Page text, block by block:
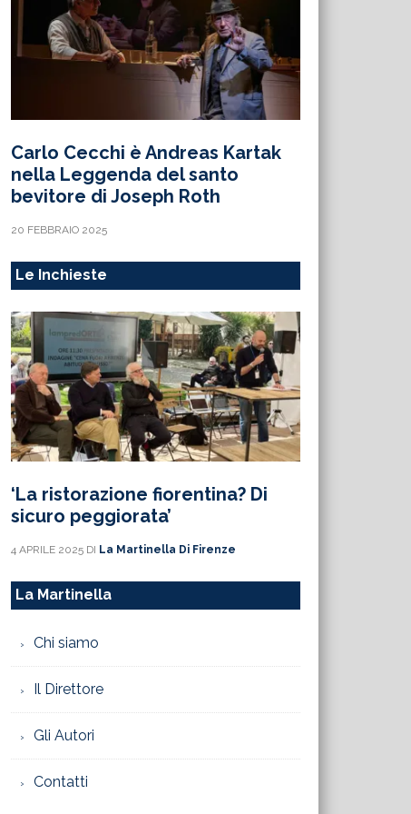
Carlo Cecchi è Andreas Kartak
nella Leggenda del santo
bevitore di Joseph Roth
20 FEBBRAIO 2025
Le Inchieste
‘La ristorazione fiorentina? Di
sicuro peggiorata’
4 APRILE 2025 DI La Martinella Di Firenze
La Martinella
Chi siamo
Il Direttore
Gli Autori
Contatti